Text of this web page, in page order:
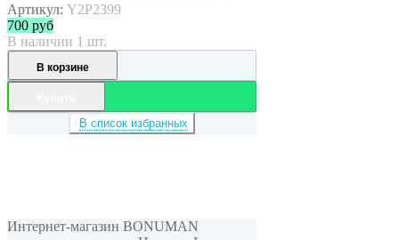
Артикул: Y2P2399
700 руб
В наличии 1 шт.
В корзине
В список избранных
Интернет-магазин BONUMAN